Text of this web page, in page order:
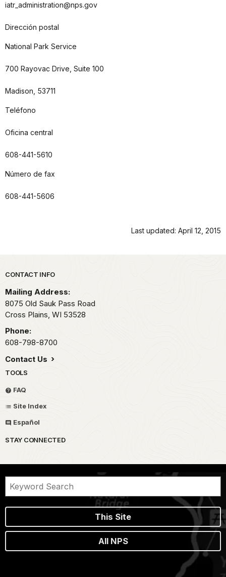
iatr_administration@nps.gov
Dirección postal
National Park Service
700 Rayovac Drive, Suite 100
Madison, 53711
Teléfono
Oficina central
608-441-5610
Número de fax
608-441-5606
Last updated: April 12, 2015
Park footer
CONTACT INFO
Mailing Address:
8075 Old Sauk Pass Road
Cross Plains, WI 53528
Phone:
608-798-8700
Contact Us
TOOLS
FAQ
Site Index
Español
STAY CONNECTED
This Site
All NPS